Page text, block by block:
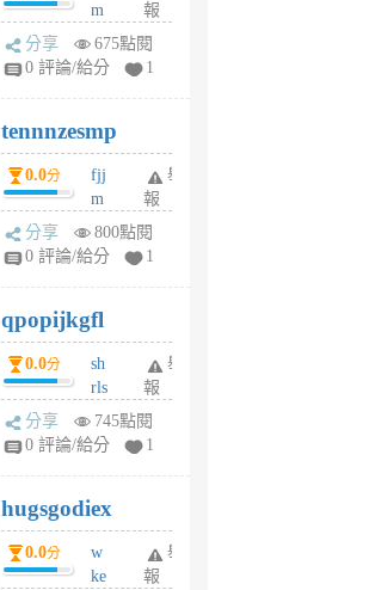
前
m
sg
sr
6
個
月
前
報
分享
675點閱
0 評論/給分
1
tennnzesmp
0.0分
fjj
m
w
rs
6
個
月
前
舉
報
分享
800點閱
0 評論/給分
1
qpopijkgfl
0.0分
sh
rls
k
m
6
個
月
前
舉
報
分享
745點閱
0 評論/給分
1
hugsgodiex
0.0分
w
ke
舉
報